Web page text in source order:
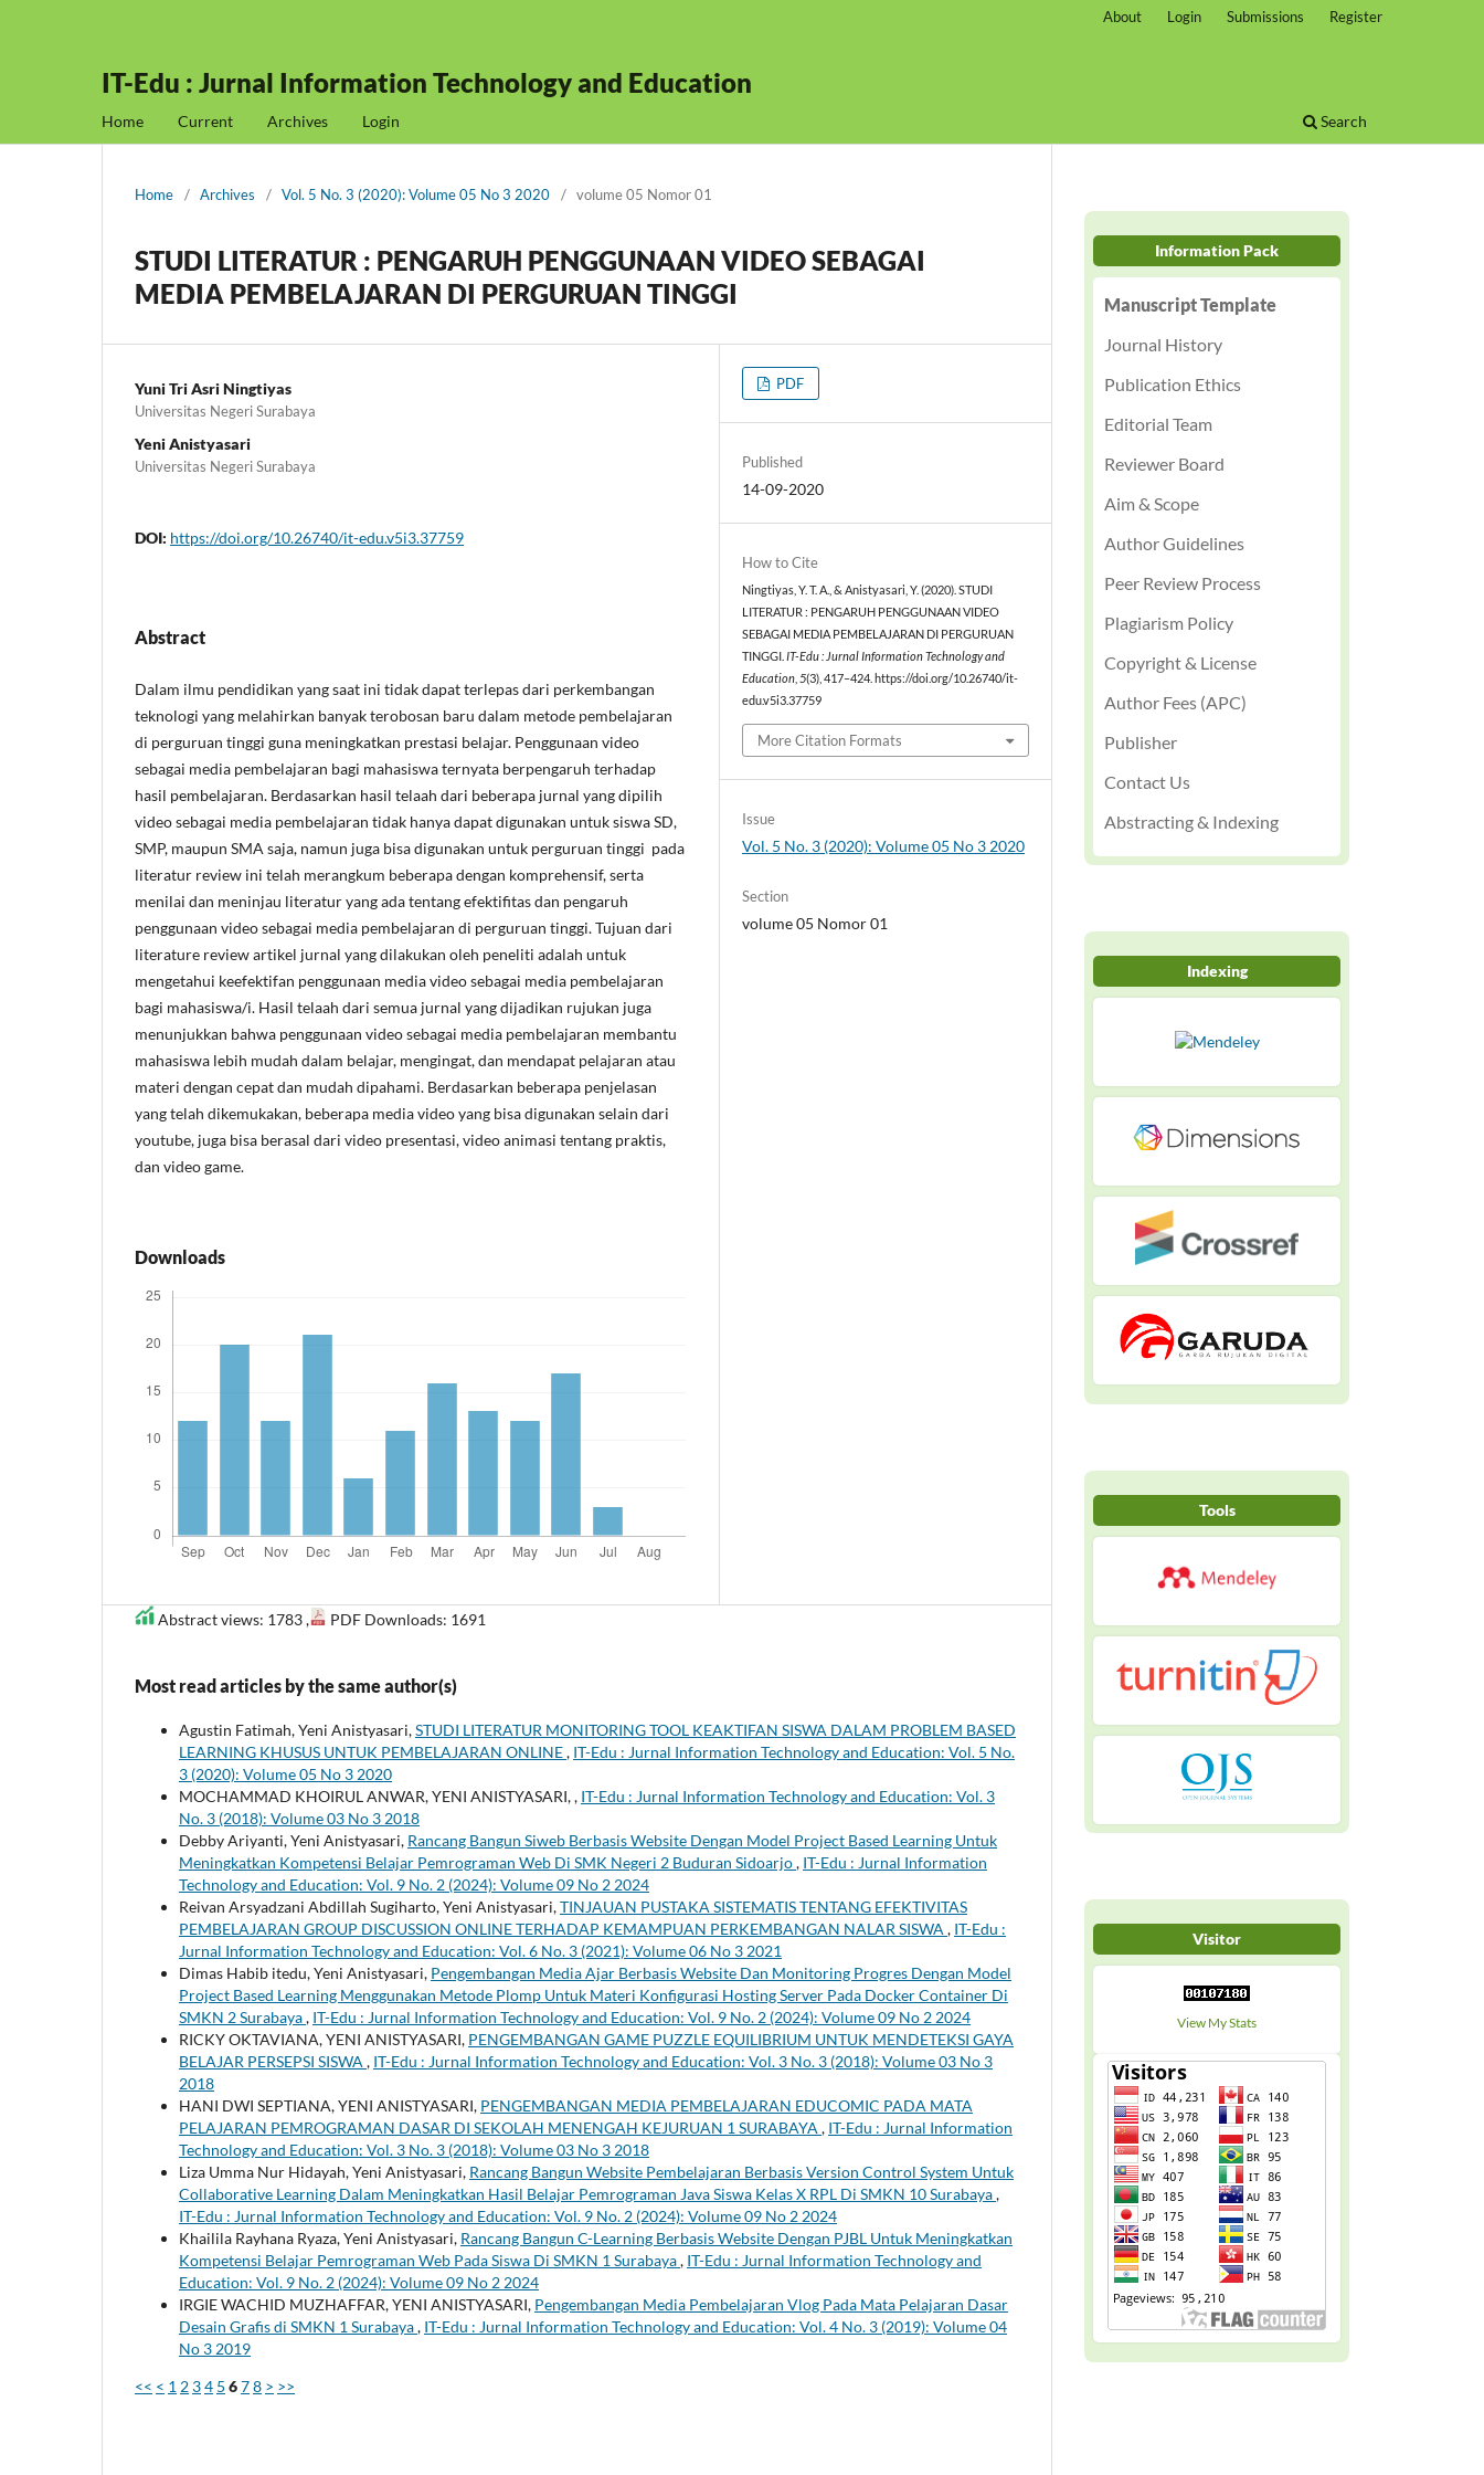
IT-Edu : Jurnal Information Technology and Education
Home Current Archives Login Search
About Login Submissions Register
Home / Archives / Vol. 5 No. 3 (2020): Volume 05 No 3 2020 / volume 05 Nomor 01
STUDI LITERATUR : PENGARUH PENGGUNAAN VIDEO SEBAGAI
MEDIA PEMBELAJARAN DI PERGURUAN TINGGI
Yuni Tri Asri Ningtiyas
Universitas Negeri Surabaya
Yeni Anistyasari
Universitas Negeri Surabaya
DOI: https://doi.org/10.26740/it-edu.v5i3.37759
Abstract
Dalam ilmu pendidikan yang saat ini tidak dapat terlepas dari perkembangan
teknologi yang melahirkan banyak terobosan baru dalam metode pembelajaran
di perguruan tinggi guna meningkatkan prestasi belajar. Penggunaan video
sebagai media pembelajaran bagi mahasiswa ternyata berpengaruh terhadap
hasil pembelajaran. Berdasarkan hasil telaah dari beberapa jurnal yang dipilih
video sebagai media pembelajaran tidak hanya dapat digunakan untuk siswa SD,
SMP, maupun SMA saja, namun juga bisa digunakan untuk perguruan tinggi pada
literatur review ini telah merangkum beberapa dengan komprehensif, serta
menilai dan meninjau literatur yang ada tentang efektifitas dan pengaruh
penggunaan video sebagai media pembelajaran di perguruan tinggi. Tujuan dari
literature review artikel jurnal yang dilakukan oleh peneliti adalah untuk
mengetahui keefektifan penggunaan media video sebagai media pembelajaran
bagi mahasiswa/i. Hasil telaah dari semua jurnal yang dijadikan rujukan juga
menunjukkan bahwa penggunaan video sebagai media pembelajaran membantu
mahasiswa lebih mudah dalam belajar, mengingat, dan mendapat pelajaran atau
materi dengan cepat dan mudah dipahami. Berdasarkan beberapa penjelasan
yang telah dikemukakan, beberapa media video yang bisa digunakan selain dari
youtube, juga bisa berasal dari video presentasi, video animasi tentang praktis,
dan video game.
Downloads
PDF
Published
14-09-2020
How to Cite
Ningtiyas, Y. T. A., & Anistyasari, Y. (2020). STUDI
LITERATUR : PENGARUH PENGGUNAAN VIDEO
SEBAGAI MEDIA PEMBELAJARAN DI PERGURUAN
TINGGI.IT-Edu : Jurnal Information Technology and
Education ,5(3), 417–424. https://doi.org/10.26740/it-
edu.v5i3.37759
More Citation Formats
Issue
Vol. 5 No. 3 (2020): Volume 05 No 3 2020
Section
volume 05 Nomor 01
Abstract views: 1783 , PDF Downloads: 1691
Most read articles by the same author(s)
Agustin Fatimah, Yeni Anistyasari,STUDI LITERATUR MONITORING TOOL KEAKTIFAN SISWA DALAM PROBLEM BASED
LEARNING KHUSUS UNTUK PEMBELAJARAN ONLINE, IT-Edu : Jurnal Information Technology and Education: Vol. 5 No.
3 (2020): Volume 05 No 3 2020
MOCHAMMAD KHOIRUL ANWAR, YENI ANISTYASARI,, IT-Edu : Jurnal Information Technology and Education: Vol. 3
No. 3 (2018): Volume 03 No 3 2018
Debby Ariyanti, Yeni Anistyasari, Rancang Bangun Siweb Berbasis Website Dengan Model Project Based Learning Untuk
Meningkatkan Kompetensi Belajar Pemrograman Web Di SMK Negeri 2 Buduran Sidoarjo, IT-Edu : Jurnal Information
Technology and Education: Vol. 9 No. 2 (2024): Volume 09 No 2 2024
Reivan Arsyadzani Abdillah Sugiharto, Yeni Anistyasari,TINJAUAN PUSTAKA SISTEMATIS TENTANG EFEKTIVITAS
PEMBELAJARAN GROUP DISCUSSION ONLINE TERHADAP KEMAMPUAN PERKEMBANGAN NALAR SISWA , IT-Edu :
Jurnal Information Technology and Education: Vol. 6 No. 3 (2021): Volume 06 No 3 2021
Dimas Habib itedu, Yeni Anistyasari, Pengembangan Media Ajar Berbasis Website Dan Monitoring Progres Dengan Model
Project Based Learning Menggunakan Metode Plomp Untuk Materi Konfigurasi Hosting Server Pada Docker Container Di
SMKN 2 Surabaya, IT-Edu : Jurnal Information Technology and Education: Vol. 9 No. 2 (2024): Volume 09 No 2 2024
RICKY OKTAVIANA, YENI ANISTYASARI, PENGEMBANGAN GAME PUZZLE EQUILIBRIUM UNTUK MENDETEKSI GAYA
BELAJAR PERSEPSI SISWA , IT-Edu : Jurnal Information Technology and Education: Vol. 3 No. 3 (2018): Volume 03 No 3
2018
HANI DWI SEPTIANA, YENI ANISTYASARI, PENGEMBANGAN MEDIA PEMBELAJARAN EDUCOMIC PADA MATA
PELAJARAN PEMROGRAMAN DASAR DI SEKOLAH MENENGAH KEJURUAN 1 SURABAYA , IT-Edu : Jurnal Information
Technology and Education: Vol. 3 No. 3 (2018): Volume 03 No 3 2018
Liza Umma Nur Hidayah, Yeni Anistyasari, Rancang Bangun Website Pembelajaran Berbasis Version Control System Untuk
Collaborative Learning Dalam Meningkatkan Hasil Belajar Pemrograman Java Siswa Kelas X RPL Di SMKN 10 Surabaya,
IT-Edu : Jurnal Information Technology and Education: Vol. 9 No. 2 (2024): Volume 09 No 2 2024
Khailila Rayhana Ryaza, Yeni Anistyasari, Rancang Bangun C-Learning Berbasis Website Dengan PJBL Untuk Meningkatkan
Kompetensi Belajar Pemrograman Web Pada Siswa Di SMKN 1 Surabaya, IT-Edu : Jurnal Information Technology and
Education: Vol. 9 No. 2 (2024): Volume 09 No 2 2024
IRGIE WACHID MUZHAFFAR, YENI ANISTYASARI, Pengembangan Media Pembelajaran Vlog Pada Mata Pelajaran Dasar
Desain Grafis di SMKN 1 Surabaya, IT-Edu : Jurnal Information Technology and Education: Vol. 4 No. 3 (2019): Volume 04
No 3 2019
<< < 1 2 34 5 678 > >>
Information Pack
Manuscript Template
Journal History
Publication Ethics
Editorial Team
Reviewer Board
Aim & Scope
Author Guidelines
Peer Review Process
Plagiarism Policy
Copyright & License
Author Fees (APC)
Publisher
Contact Us
Abstracting & Indexing
Indexing
Tools
Visitor
View My Stats